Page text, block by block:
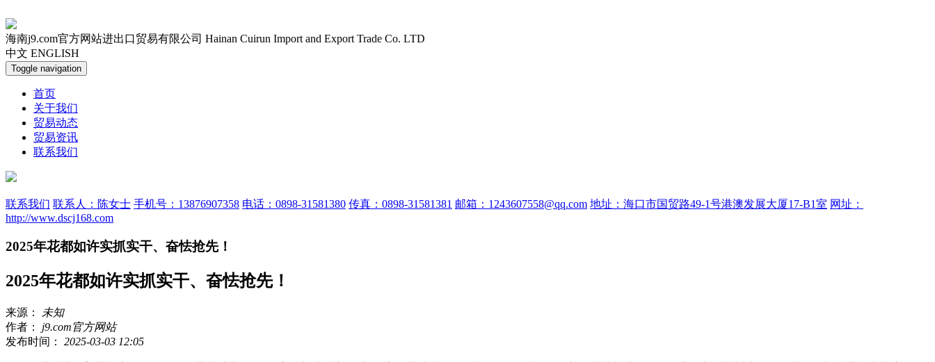
海南j9.com官方网站进出口贸易有限公司 Hainan Cuirun Import and Export Trade Co. LTD
中文 ENGLISH
Toggle navigation
首页
关于我们
贸易动态
贸易资讯
联系我们
联系我们 联系人：陈女士 手机号：13876907358 电话：0898-31581380 传真：0898-31581381 邮箱：1243607558@qq.com 地址：海口市国贸路49-1号港澳发展大厦17-B1室 网址：
http://www.dscj168.com
2025年花都如许实抓实干、奋怯抢先！
2025年花都如许实抓实干、奋怯抢先！
来源：
未知
作者： j9.com官方网站
发布时间： 2025-03-03 12:05